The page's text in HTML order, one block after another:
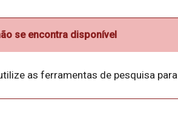
se encontra disponível
as ferramentas de pesquisa